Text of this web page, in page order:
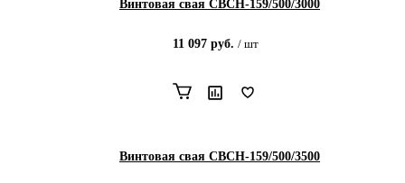
Винтовая свая СВСН-159/500/3000
11 097руб. / шт
Винтовая свая СВСН-159/500/3500